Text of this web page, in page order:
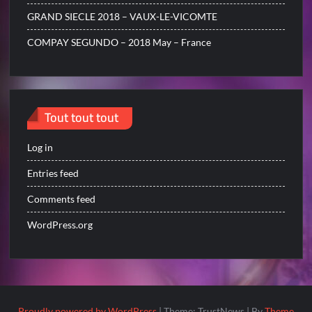
GRAND SIECLE 2018 – VAUX-LE-VICOMTE
COMPAY SEGUNDO – 2018 May – France
Tout tout tout
Log in
Entries feed
Comments feed
WordPress.org